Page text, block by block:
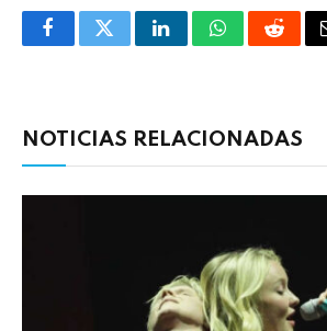
FacebookTwitterLinkedInWhatsAppReddit
NOTICIAS RELACIONADAS